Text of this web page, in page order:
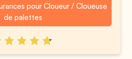
pour Cloueur / Cloueuse
de palettes